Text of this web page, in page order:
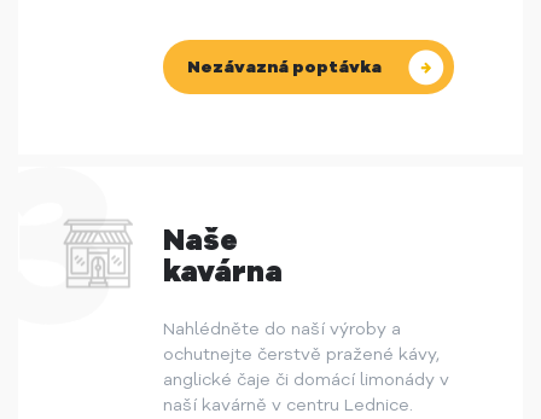
Nezávazná poptávka
Naše
kavárna
Nahlédněte do naší výroby a
ochutnejte čerstvě pražené kávy,
anglické čaje či domácí limonády v
naší kavárně v centru Lednice.